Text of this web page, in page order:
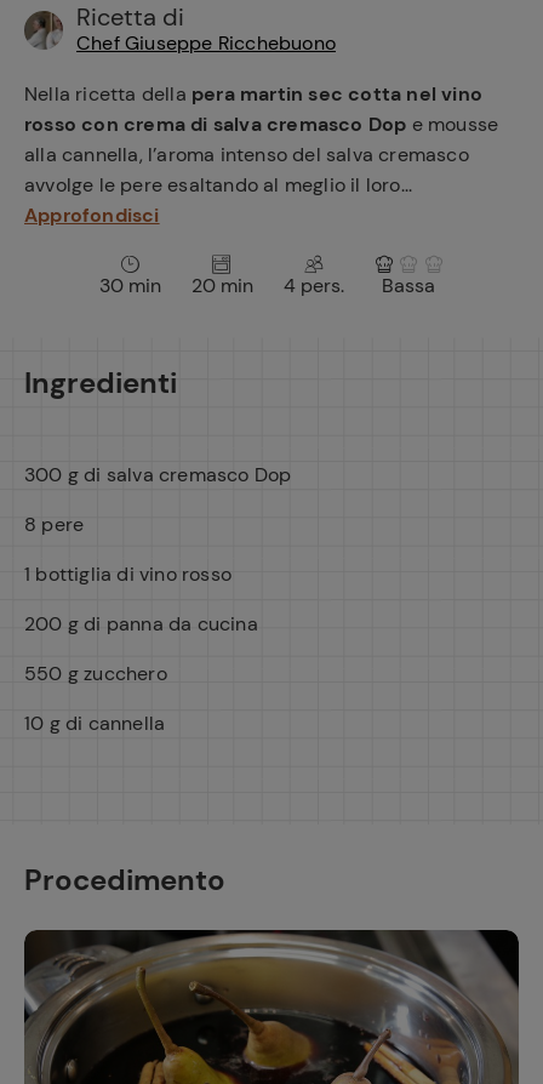
Ricetta di
Chef Giuseppe Ricchebuono
Nella ricetta della pera martin sec cotta nel vino
rosso con crema di salva cremasco Dop e mousse
alla cannella, l’aroma intenso del salva cremasco
avvolge le pere esaltando al meglio il loro...
Approfondisci
30 min 20 min 4 pers. Bassa
Ingredienti
300 g di salva cremasco Dop
8 pere
1 bottiglia di vino rosso
200 g di panna da cucina
550 g zucchero
10 g di cannella
Procedimento